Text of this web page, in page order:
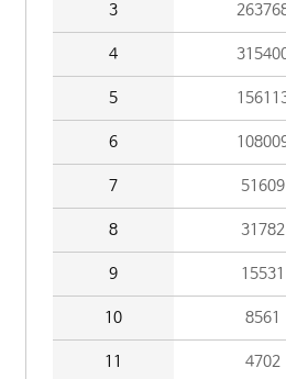
3
4
5
6
7 51609
8 31782
9 15531
10 8561
11 4702